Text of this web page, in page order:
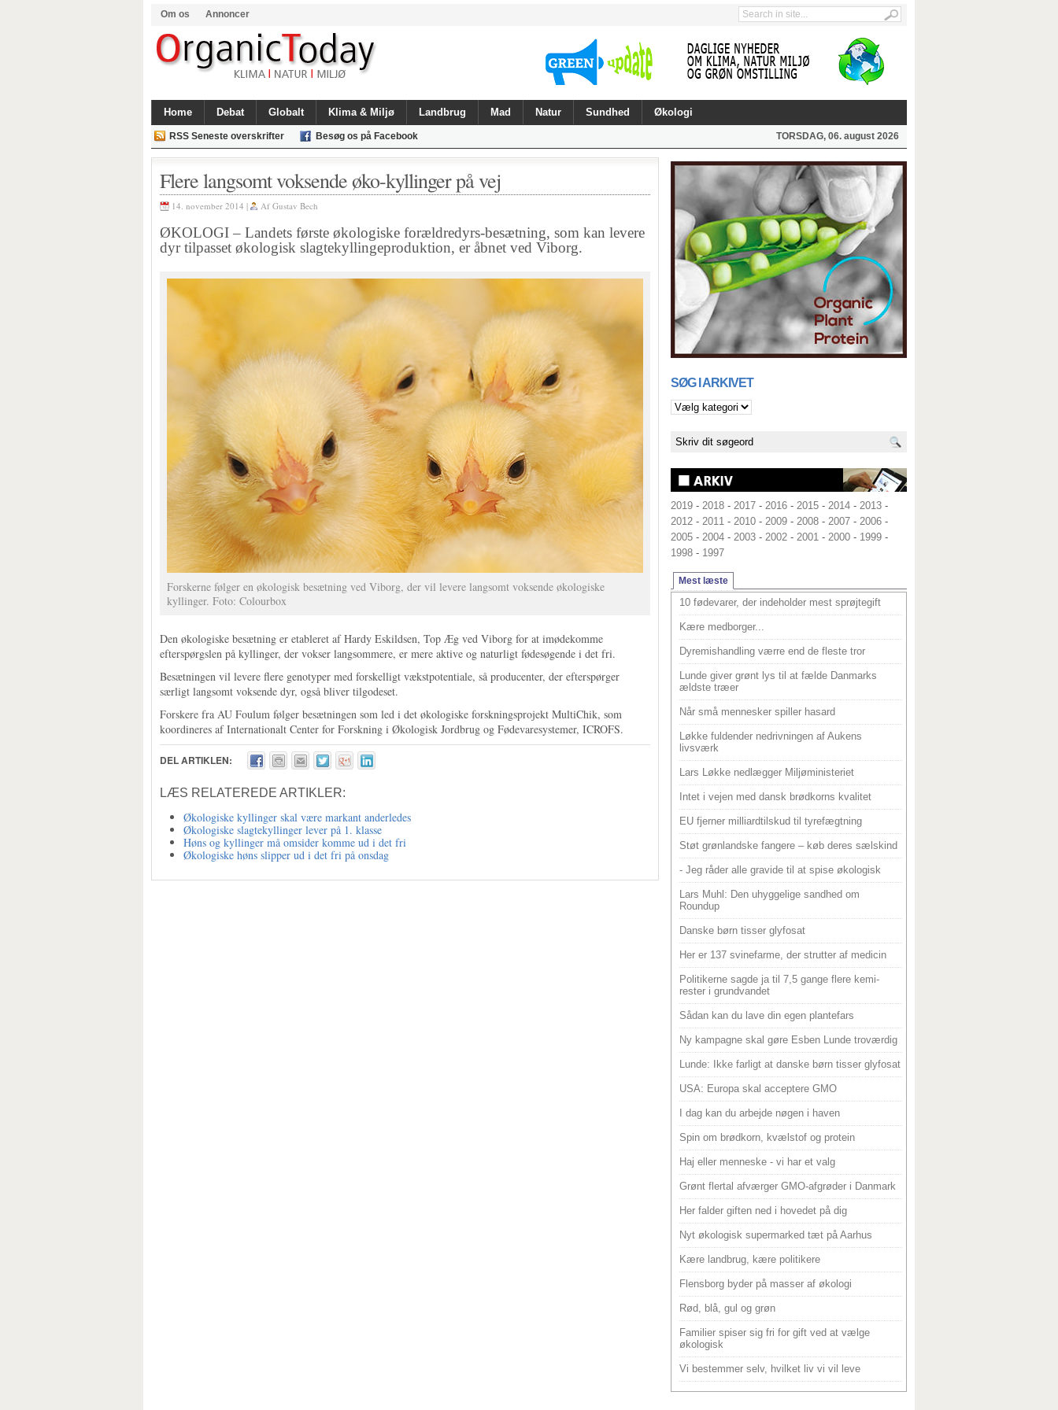
Om os Annoncer
Home Debat Globalt Klima & Miljø Landbrug Mad Natur Sundhed Økologi
RSS Seneste overskrifter Besøg os på Facebook TORSDAG, 06. august 2026
Flere langsomt voksende øko-kyllinger på vej
14. november 2014 | Af Gustav Bech
ØKOLOGI – Landets første økologiske forældredyrs-besætning, som kan levere
dyr tilpasset økologisk slagtekyllingeproduktion, er åbnet ved Viborg.
Forskerne følger en økologisk besætning ved Viborg, der vil levere langsomt voksende økologiske
kyllinger. Foto: Colourbox
Den økologiske besætning er etableret af Hardy Eskildsen, Top Æg ved Viborg for at imødekomme
efterspørgslen på kyllinger, der vokser langsommere, er mere aktive og naturligt fødesøgende i det fri.
Besætningen vil levere flere genotyper med forskelligt vækstpotentiale, så producenter, der efterspørger
særligt langsomt voksende dyr, også bliver tilgodeset.
Forskere fra AU Foulum følger besætningen som led i det økologiske forskningsprojekt MultiChik, som
koordineres af Internationalt Center for Forskning i Økologisk Jordbrug og Fødevaresystemer, ICROFS.
DEL ARTIKLEN:
LÆS RELATEREDE ARTIKLER:
Økologiske kyllinger skal være markant anderledes
Økologiske slagtekyllinger lever på 1. klasse
Høns og kyllinger må omsider komme ud i det fri
Økologiske høns slipper ud i det fri på onsdag
SØG I ARKIVET
2019 - 2018 - 2017 - 2016 - 2015 - 2014 - 2013 -
2012 - 2011 - 2010 - 2009 - 2008 - 2007 - 2006 -
2005 - 2004 - 2003 - 2002 - 2001 - 2000 - 1999 -
1998 - 1997
Mest læste
10 fødevarer, der indeholder mest sprøjtegift
Kære medborger...
Dyremishandling værre end de fleste tror
Lunde giver grønt lys til at fælde Danmarks
ældste træer
Når små mennesker spiller hasard
Løkke fuldender nedrivningen af Aukens
livsværk
Lars Løkke nedlægger Miljøministeriet
Intet i vejen med dansk brødkorns kvalitet
EU fjerner milliardtilskud til tyrefægtning
Støt grønlandske fangere – køb deres sælskind
- Jeg råder alle gravide til at spise økologisk
Lars Muhl: Den uhyggelige sandhed om
Roundup
Danske børn tisser glyfosat
Her er 137 svinefarme, der strutter af medicin
Politikerne sagde ja til 7,5 gange flere kemi-
rester i grundvandet
Sådan kan du lave din egen plantefars
Ny kampagne skal gøre Esben Lunde troværdig
Lunde: Ikke farligt at danske børn tisser glyfosat
USA: Europa skal acceptere GMO
I dag kan du arbejde nøgen i haven
Spin om brødkorn, kvælstof og protein
Haj eller menneske - vi har et valg
Grønt flertal afværger GMO-afgrøder i Danmark
Her falder giften ned i hovedet på dig
Nyt økologisk supermarked tæt på Aarhus
Kære landbrug, kære politikere
Flensborg byder på masser af økologi
Rød, blå, gul og grøn
Familier spiser sig fri for gift ved at vælge
økologisk
Vi bestemmer selv, hvilket liv vi vil leve